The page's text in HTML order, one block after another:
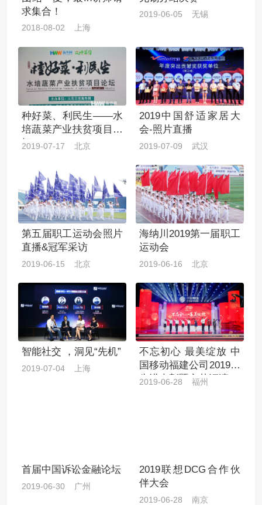
求集合！
2018-08-02 上海
2019-06-05 无锡
种好菜、利民生——水
培蔬菜产业扶贫项目论
坛
2019-07-17 北京
2019中国舒适家居大
会-照片直播
2019-07-09 武汉
第五届职工运动会照片
直播&冠军采访
2019-06-15 北京
海纳川2019第一届职工
运动会
2019-06-16 北京
智能社交 ，洞见“先机”
2019-07-04 上海
不忘初心 最美绽放 中
国移动福建公司2019年
先进表彰暨文艺汇演
2019-06-28 福州
首届中国诉讼金融论坛
2019-06-30 广州
2019联想DCG合作伙
伴大会
2019-06-28 南京